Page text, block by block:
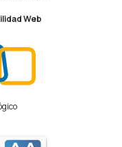
Web